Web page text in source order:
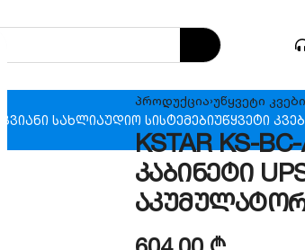
ჭკვიანი სახლიაუდიო სისტემებიუწყვეტი
პროდუქცია›უწყვეტი
KSTAR KS-
კაბინეტი